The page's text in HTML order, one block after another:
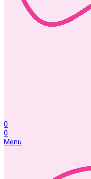
0
0
Menu